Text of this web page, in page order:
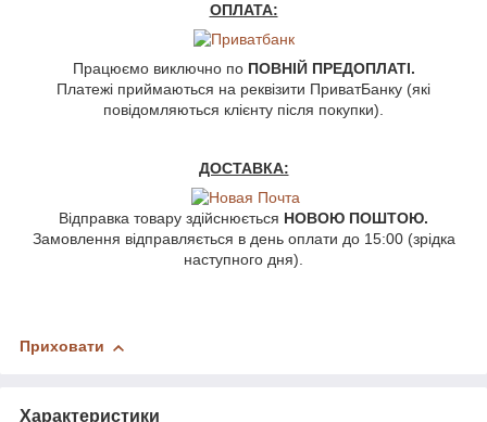
ОПЛАТА:
Працюємо виключно по ПОВНІЙ ПРЕДОПЛАТІ.
Платежі приймаються на реквізити ПриватБанку (які
повідомляються клієнту після покупки).
ДОСТАВКА:
Відправка товару здійснюється НОВОЮ ПОШТОЮ.
Замовлення відправляється в день оплати до 15:00 (зрідка
наступного дня).
Приховати
Характеристики